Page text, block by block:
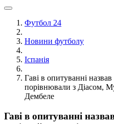
Футбол 24
Новини футболу
Іспанія
Гаві в опитуванні
порівнювали з Діасом,
Дембеле
Гаві в опитуванні